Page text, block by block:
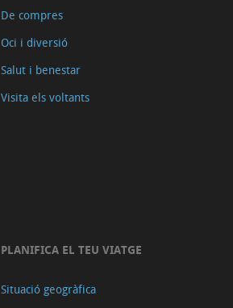
De compres
Oci i diversió
Salut i benestar
Visita els voltants
PLANIFICA EL TEU VIATGE
Situació geogràfica